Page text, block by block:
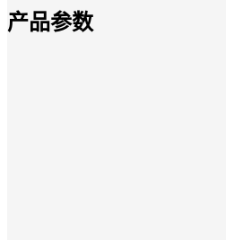
产品参数